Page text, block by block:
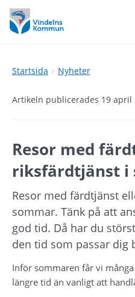
Hoppa
till
innehåll
Hoppa
till
undermeny
Startsida Nyheter
Artikeln publicerades 19 april
Resor med
riksfärdtjänst i
Resor med färdtjänst
sommar. Tänk på att
god tid. Då har du
den tid som passar dig
Inför sommaren får vi
längre tid än vanligt att